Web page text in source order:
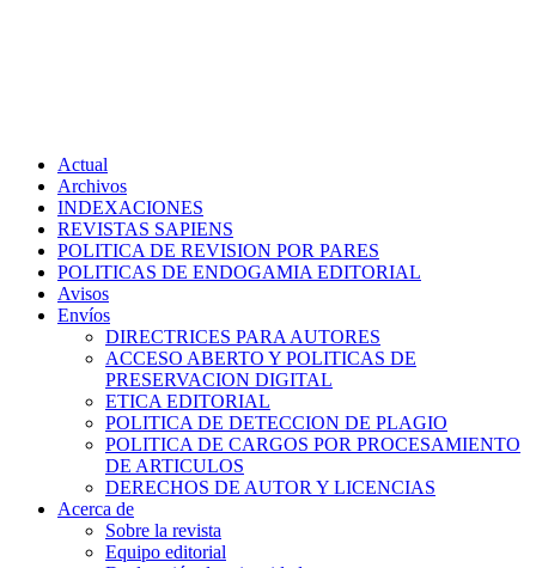
Actual
Archivos
INDEXACIONES
REVISTAS SAPIENS
POLITICA DE REVISION POR PARES
POLITICAS DE ENDOGAMIA EDITORIAL
Avisos
Envíos
DIRECTRICES PARA AUTORES
ACCESO ABERTO Y POLITICAS DE
PRESERVACION DIGITAL
ETICA EDITORIAL
POLITICA DE DETECCION DE PLAGIO
POLITICA DE CARGOS POR PROCESAMIENTO
DE ARTICULOS
DERECHOS DE AUTOR Y LICENCIAS
Acerca de
Sobre la revista
Equipo editorial